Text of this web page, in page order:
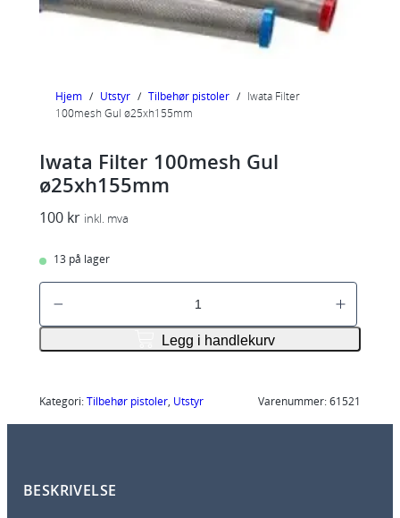
Hjem / Utstyr / Tilbehør pistoler / Iwata Filter
100mesh Gul ø25xh155mm
Iwata Filter 100mesh Gul
ø25xh155mm
100 kr inkl. mva
13 på lager
I
F
i
e
Legg i handlekurv
Kategori:Tilbehør pistoler, Utstyr Varenummer:61521
BESKRIVELSE